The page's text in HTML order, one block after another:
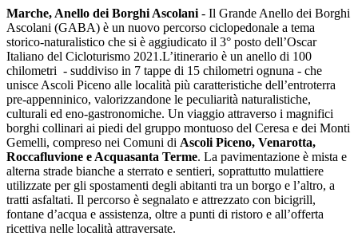
Marche, Anello dei Borghi Ascolani - Il Grande Anello dei Borghi
Ascolani (GABA) è un nuovo percorso ciclopedonale a tema
storico-naturalistico che si è aggiudicato il 3° posto dell’Oscar
Italiano del Cicloturismo 2021.L’itinerario è un anello di 100
chilometri - suddiviso in 7 tappe di 15 chilometri ognuna - che
unisce Ascoli Piceno alle località più caratteristiche dell’entroterra
pre-appenninico, valorizzandone le peculiarità naturalistiche,
culturali ed eno-gastronomiche. Un viaggio attraverso i magnifici
borghi collinari ai piedi del gruppo montuoso del Ceresa e dei Monti
Gemelli, compreso nei Comuni di Ascoli Piceno, Venarotta,
Roccafluvione e Acquasanta Terme. La pavimentazione è mista e
alterna strade bianche a sterrato e sentieri, soprattutto mulattiere
utilizzate per gli spostamenti degli abitanti tra un borgo e l’altro, a
tratti asfaltati. Il percorso è segnalato e attrezzato con bicigrill,
fontane d’acqua e assistenza, oltre a punti di ristoro e all’offerta
ricettiva nelle località attraversate.